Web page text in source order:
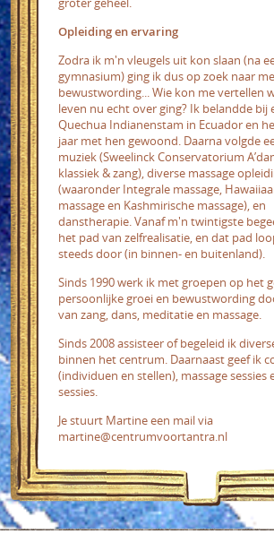
Opleiding en ervaring
Zodra ik m'n vleugels uit kon slaan (na
gymnasium) ging ik dus op zoek naar
bewustwording... Wie kon me vertellen
leven nu echt over ging? Ik belandde bij
Quechua Indianenstam in Ecuador en
jaar met hen gewoond. Daarna volgde
muziek (Sweelinck Conservatorium
klassiek & zang), diverse massage
(waaronder Integrale massage,
massage en Kashmirische massage), en
danstherapie.Vanaf m'n twintigste
het pad van zelfrealisatie, en dat pad
steeds door (in binnen- en buitenland).
Sinds 1990 werk ik met groepen op het
persoonlijke groei en bewustwording
van zang, dans, meditatie en massage.
Sinds 2008 assisteer of begeleid ik
binnen het centrum. Daarnaast geef ik
(individuen en stellen), massage sessies
sessies.
Je stuurt Martine een mail via
martine@centrumvoortantra.nl